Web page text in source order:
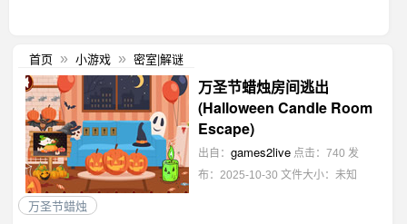
首页 » 小游戏 » 密室|解谜
万圣节蜡烛房间逃出
(Halloween Candle Room
Escape)
出自： games2live 点击：740 发
布：2025-10-30 文件大小：未知
万圣节蜡烛